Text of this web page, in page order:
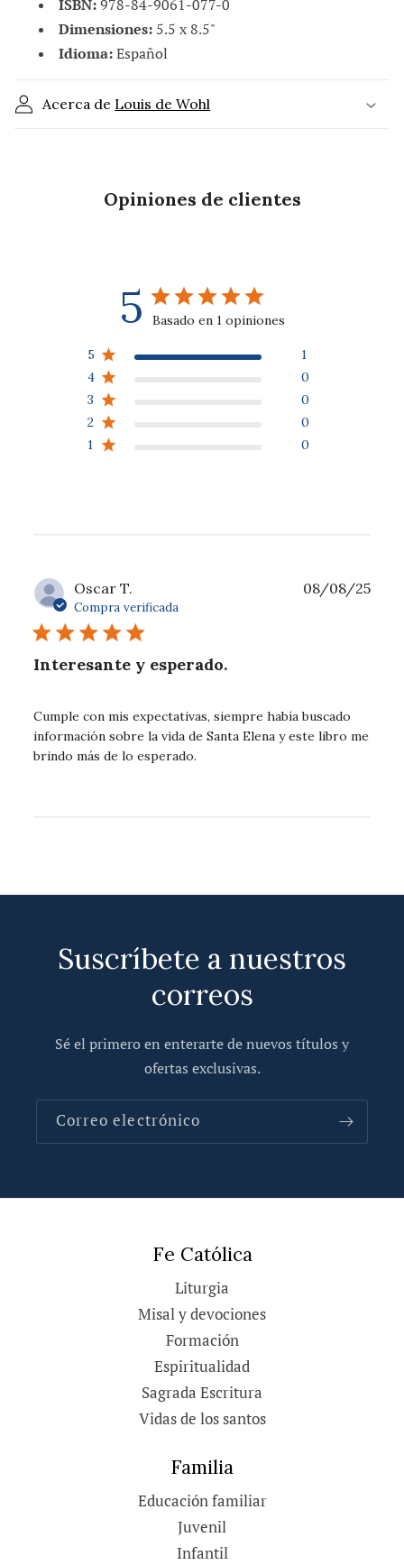
s
p
ISBN:978-84-9061-077-0
Dimensiones:5.5 x 8.5"
Idioma:Español
Acerca de Louis de Wohl
Opiniones de clientes
5 Basado en 1 opiniones
5
1
4
0
3
0
2
0
1
0
Oscar T.
Compra verificada
Interesante y esperado.
Cumple con mis expectativas, siempre había buscado
información sobre la vida de Santa Elena y este libro me
brindo más de lo esperado.
08/08/25
Suscríbete a nuestros
correos
Sé el primero en enterarte de nuevos títulos y
ofertas exclusivas.
Correo electrónico
Fe Católica
Liturgia
Misal y devociones
Formación
Espiritualidad
Sagrada Escritura
Vidas de los santos
Familia
Educación familiar
Juvenil
Infantil